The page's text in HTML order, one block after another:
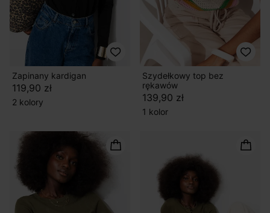
Zapinany kardigan
119,90 zł
2 kolory
Szydełkowy top bez
rękawów
139,90 zł
1 kolor